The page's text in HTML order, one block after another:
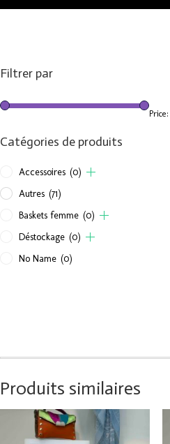
Filtrer par
Price:
Catégories de produits
Accessoires (0)
Autres (71)
Baskets femme (0)
Déstockage (0)
No Name (0)
Produits similaires